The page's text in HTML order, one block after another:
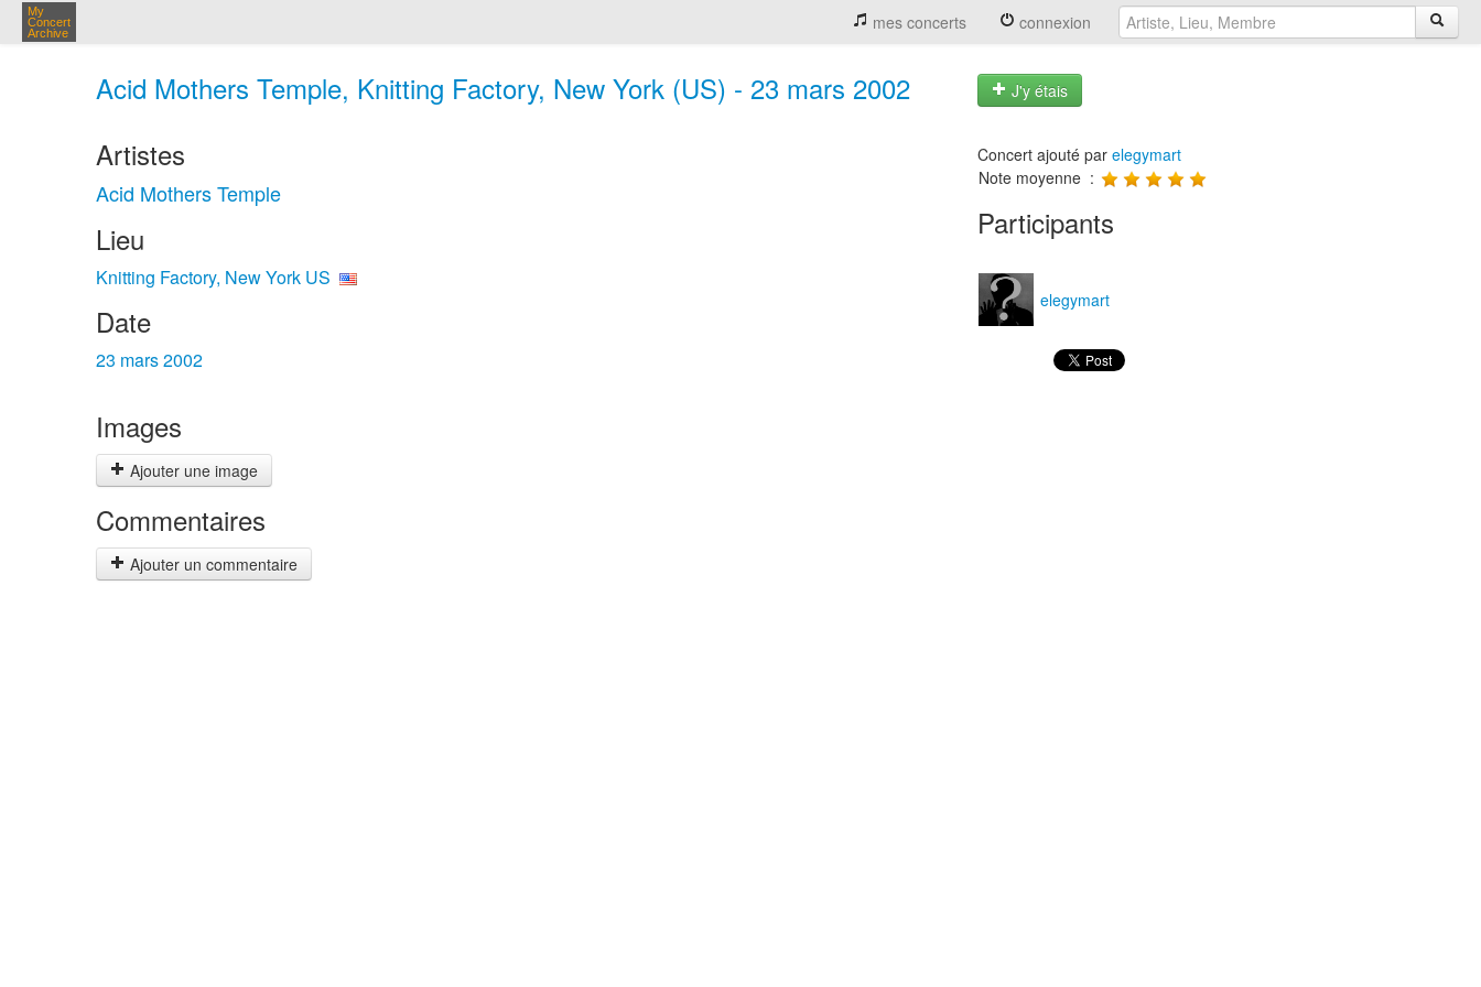
My
Concert
Archive
mes concerts connexion
Acid Mothers Temple, Knitting Factory, New York (US) - 23 mars 2002 J'y étais
Artistes
Acid Mothers Temple
Lieu
Knitting Factory, New York US
Date
23 mars 2002
Images
Ajouter une image
Commentaires
Ajouter un commentaire
Concert ajouté par elegymart
Note moyenne :
Participants
elegymart